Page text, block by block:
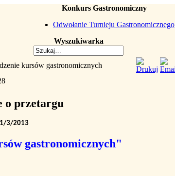
Konkurs Gastronomiczny
Odwołanie Turnieju Gastronomicznego
Wyszukiwarka
kursów gastronomicznych
o przetargu
3/2013
gastronomicznych"